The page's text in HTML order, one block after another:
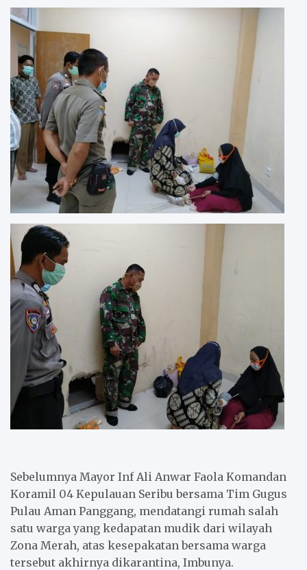
Sebelumnya Mayor Inf Ali Anwar Faola Komandan
Koramil 04 Kepulauan Seribu bersama Tim Gugus
Pulau Aman Panggang, mendatangi rumah salah
satu warga yang kedapatan mudik dari wilayah
Zona Merah, atas kesepakatan bersama warga
tersebut akhirnya dikarantina, Imbunya.